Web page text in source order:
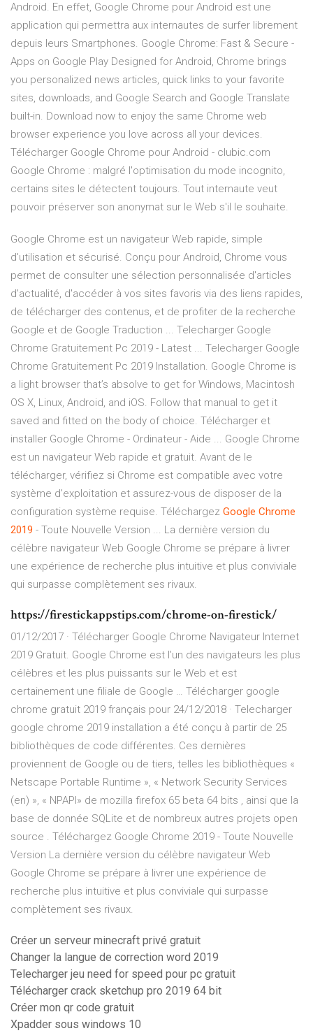
Android. En effet, Google Chrome pour Android est une
application qui permettra aux internautes de surfer librement
depuis leurs Smartphones. Google Chrome: Fast & Secure -
Apps on Google Play Designed for Android, Chrome brings
you personalized news articles, quick links to your favorite
sites, downloads, and Google Search and Google Translate
built-in. Download now to enjoy the same Chrome web
browser experience you love across all your devices.
Télécharger Google Chrome pour Android - clubic.com
Google Chrome : malgré l'optimisation du mode incognito,
certains sites le détectent toujours. Tout internaute veut
pouvoir préserver son anonymat sur le Web s'il le souhaite.
Google Chrome est un navigateur Web rapide, simple
d'utilisation et sécurisé. Conçu pour Android, Chrome vous
permet de consulter une sélection personnalisée d'articles
d'actualité, d'accéder à vos sites favoris via des liens rapides,
de télécharger des contenus, et de profiter de la recherche
Google et de Google Traduction ... Telecharger Google
Chrome Gratuitement Pc 2019 - Latest ... Telecharger Google
Chrome Gratuitement Pc 2019 Installation. Google Chrome is
a light browser that’s absolve to get for Windows, Macintosh
OS X, Linux, Android, and iOS. Follow that manual to get it
saved and fitted on the body of choice. Télécharger et
installer Google Chrome - Ordinateur - Aide ... Google Chrome
est un navigateur Web rapide et gratuit. Avant de le
télécharger, vérifiez si Chrome est compatible avec votre
système d'exploitation et assurez-vous de disposer de la
configuration système requise. Téléchargez Google Chrome
2019 - Toute Nouvelle Version ... La dernière version du
célèbre navigateur Web Google Chrome se prépare à livrer
une expérience de recherche plus intuitive et plus conviviale
qui surpasse complètement ses rivaux.
https://firestickappstips.com/chrome-on-firestick/
01/12/2017 · Télécharger Google Chrome Navigateur Internet
2019 Gratuit. Google Chrome est l’un des navigateurs les plus
célèbres et les plus puissants sur le Web et est
certainement une filiale de Google … Télécharger google
chrome gratuit 2019 français pour 24/12/2018 · Telecharger
google chrome 2019 installation a été conçu à partir de 25
bibliothèques de code différentes. Ces dernières
proviennent de Google ou de tiers, telles les bibliothèques «
Netscape Portable Runtime », « Network Security Services
(en) », « NPAPI» de mozilla firefox 65 beta 64 bits , ainsi que la
base de donnée SQLite et de nombreux autres projets open
source . Téléchargez Google Chrome 2019 - Toute Nouvelle
Version La dernière version du célèbre navigateur Web
Google Chrome se prépare à livrer une expérience de
recherche plus intuitive et plus conviviale qui surpasse
complètement ses rivaux.
Créer un serveur minecraft privé gratuit
Changer la langue de correction word 2019
Telecharger jeu need for speed pour pc gratuit
Télécharger crack sketchup pro 2019 64 bit
Créer mon qr code gratuit
Xpadder sous windows 10